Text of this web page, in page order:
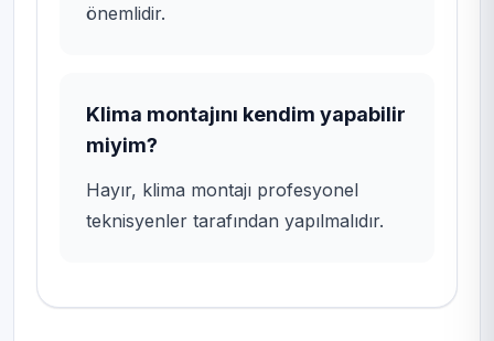
önemlidir.
Klima montajını kendim yapabilir
miyim?
Hayır, klima montajı profesyonel
teknisyenler tarafından yapılmalıdır.